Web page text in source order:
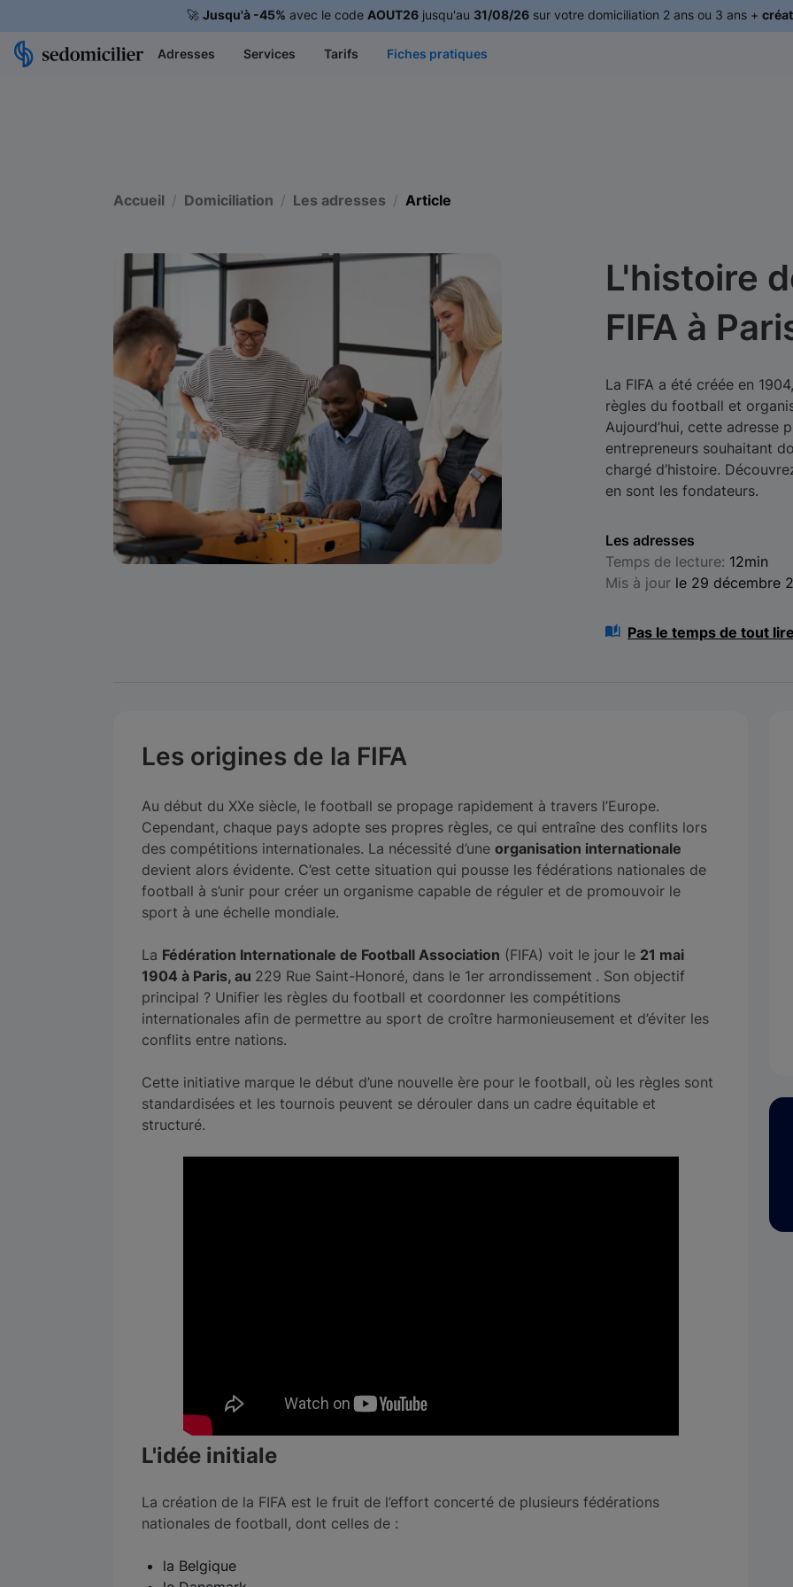
🚀 Jusqu'à -45% avec le code AOUT26jusqu'au 31/08/26sur votre domiciliation 2 ans ou 3 ans +
Adresses Services Tarifs Fiches pratiques
Accueil Domiciliation Les adresses Article
L'histoire
FIFA à
La FIFA a été créée en
règles du football et
Aujourd’hui, cette adresse
entrepreneurs souhaitant
chargé d’histoire.
en sont les fondateurs.
Les adresses
Temps de lecture: 12min
Mis à jour le 29 décembre
Pas le temps de tout
Les origines de la FIFA
Au début du XXe siècle, le football se propage rapidement à travers l’Europe.
Cependant, chaque pays adopte ses propres règles, ce qui entraîne des conflits lors
des compétitions internationales. La nécessité d’une organisation internationale
devient alors évidente. C’est cette situation qui pousse les fédérations nationales de
football à s’unir pour créer un organisme capable de réguler et de promouvoir le
sport à une échelle mondiale.
La Fédération Internationale de Football Association (FIFA) voit le jour le 21 mai
1904 à Paris, au 229 Rue Saint-Honoré, dans le 1er arrondissement . Son objectif
principal ? Unifier les règles du football et coordonner les compétitions
internationales afin de permettre au sport de croître harmonieusement et d’éviter les
conflits entre nations.
Cette initiative marque le début d’une nouvelle ère pour le football, où les règles sont
standardisées et les tournois peuvent se dérouler dans un cadre équitable et
structuré.
L'idée initiale
La création de la FIFA est le fruit de l’effort concerté de plusieurs fédérations
nationales de football, dont celles de :
la Belgique